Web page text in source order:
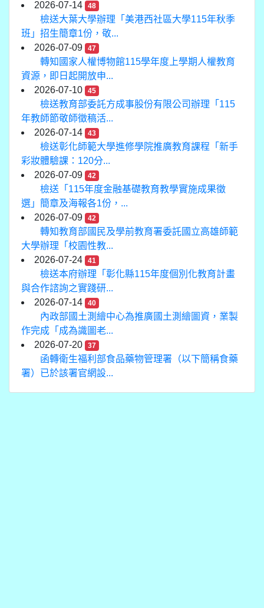
2026-07-14 48
檢送大葉大學辦理「美港西社區大學115年秋季
班」招生簡章1份，敬...
2026-07-09
47
轉知國家人權博物館115學年度上學期人權教育
資源，即日起開放申...
2026-07-10
45
檢送教育部委託方成事股份有限公司辦理「115
年教師節敬師徵稿活...
2026-07-14
43
檢送彰化師範大學進修學院推廣教育課程「新手
彩妝體驗課：120分...
2026-07-09
42
檢送「115年度金融基礎教育教學實施成果徵
選」簡章及海報各1份，...
2026-07-09
42
轉知教育部國民及學前教育署委託國立高雄師範
大學辦理「校園性教...
2026-07-24
41
檢送本府辦理「彰化縣115年度個別化教育計畫
與合作諮詢之實踐研...
2026-07-14
40
內政部國土測繪中心為推廣國土測繪圖資，業製
作完成「成為識圖老...
2026-07-20
37
函轉衛生福利部食品藥物管理署（以下簡稱食藥
署）已於該署官網設...